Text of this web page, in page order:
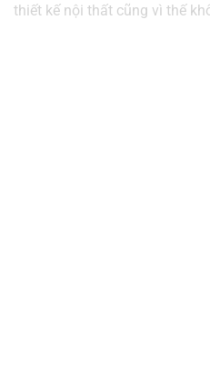
thiết kế nội thất cũng vì thế